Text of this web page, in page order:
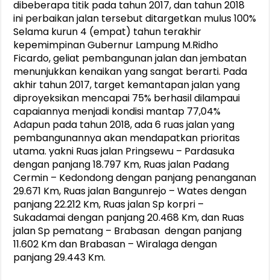
dibeberapa titik pada tahun 2017, dan tahun 2018
ini perbaikan jalan tersebut ditargetkan mulus 100%
Selama kurun 4 (empat) tahun terakhir
kepemimpinan Gubernur Lampung M.Ridho
Ficardo, geliat pembangunan jalan dan jembatan
menunjukkan kenaikan yang sangat berarti. Pada
akhir tahun 2017, target kemantapan jalan yang
diproyeksikan mencapai 75% berhasil dilampaui
capaiannya menjadi kondisi mantap 77,04%
Adapun pada tahun 2018, ada 6 ruas jalan yang
pembangunannya akan mendapatkan prioritas
utama. yakni Ruas jalan Pringsewu – Pardasuka
dengan panjang 18.797 Km, Ruas jalan Padang
Cermin – Kedondong dengan panjang penanganan
29.671 Km, Ruas jalan Bangunrejo – Wates dengan
panjang 22.212 Km, Ruas jalan Sp korpri –
Sukadamai dengan panjang 20.468 Km, dan Ruas
jalan Sp pematang – Brabasan dengan panjang
11.602 Km dan Brabasan – Wiralaga dengan
panjang 29.443 Km.